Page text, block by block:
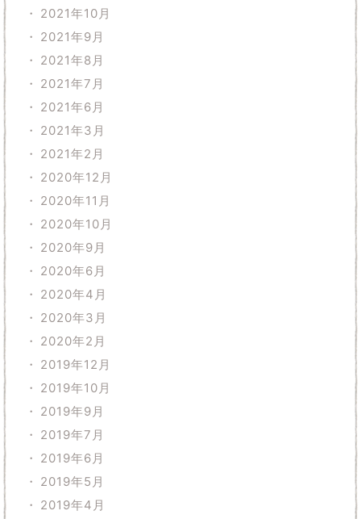
2021年10月
2021年9月
2021年8月
2021年7月
2021年6月
2021年3月
2021年2月
2020年12月
2020年11月
2020年10月
2020年9月
2020年6月
2020年4月
2020年3月
2020年2月
2019年12月
2019年10月
2019年9月
2019年7月
2019年6月
2019年5月
2019年4月